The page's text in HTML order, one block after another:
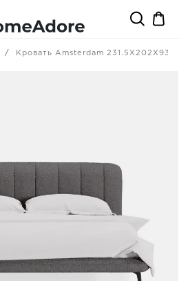
Кровать Amsterdam 231.5X202X93